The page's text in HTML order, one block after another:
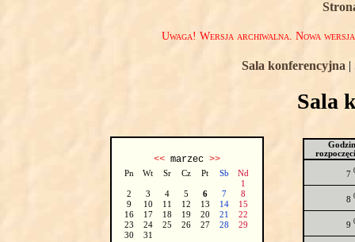
Uwaga! Wersja archiwalna. Nowa
Sala konferencyjna |
Sala
<<marzec >>
Pn Wt Sr Cz Pt Sb
Nd
1
2
3 4 5 6 7
8
9
10 11 12 13 14
15
16
17 18 19 20 21
22
23
24 25 26 27 28
29
30
31
7
8
9